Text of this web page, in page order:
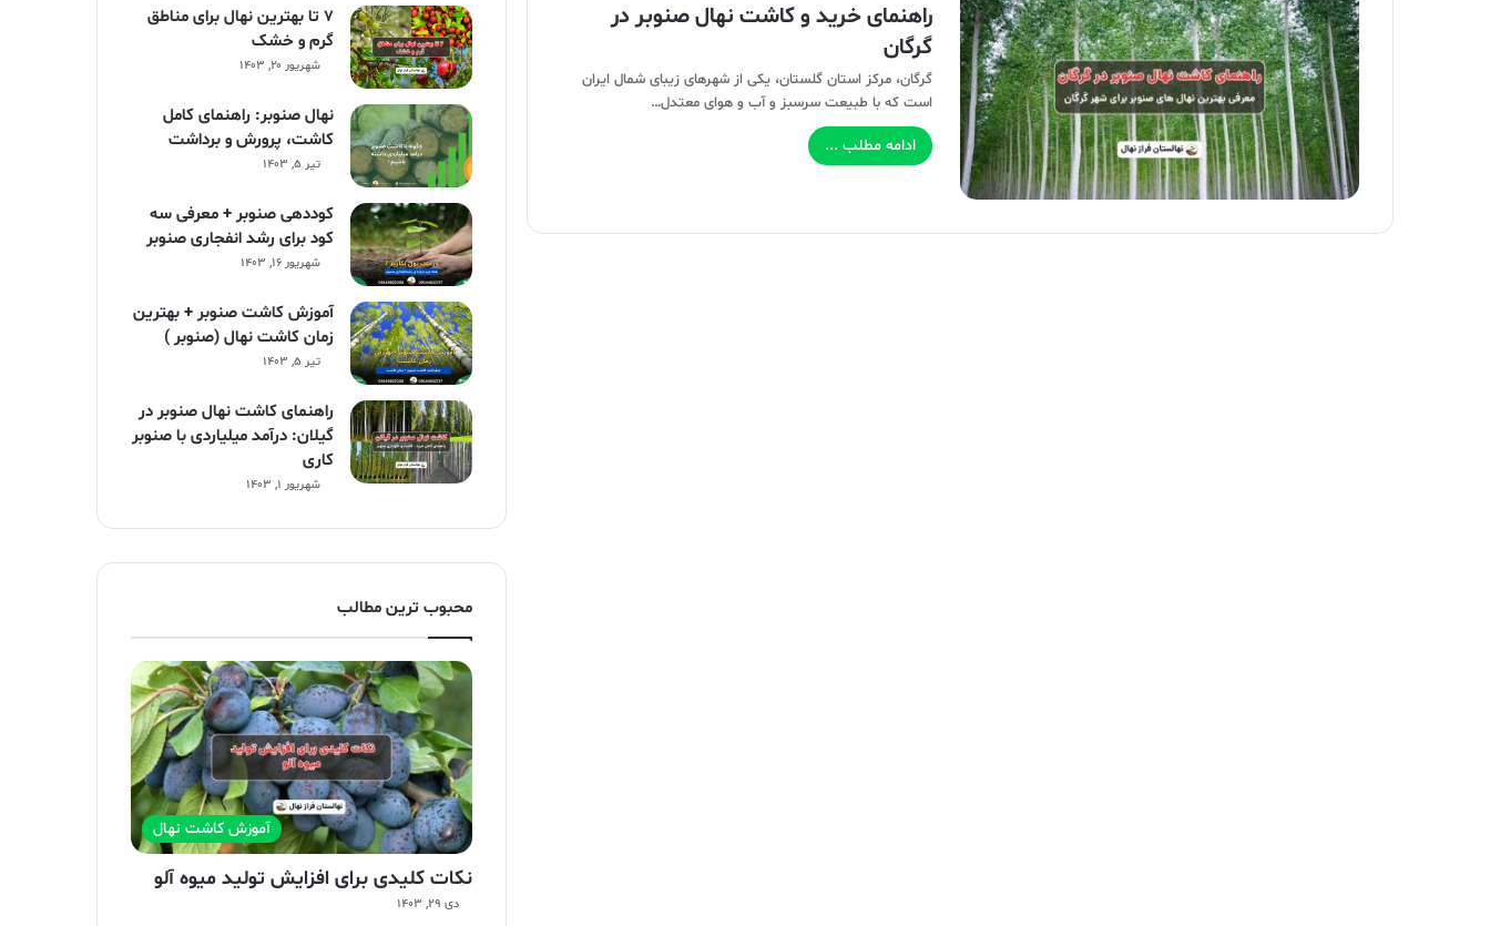
راهنمای خرید و کاشت نهال صنوبر در
گرگان
گرگان، مرکز استان گلستان، یکی از شهرهای زیبای شمال ایران
است که با طبیعت سرسبز و آب و هوای معتدل…
ادامه مطلب ...
۷ تا بهترین نهال برای مناطق
گرم و خشک
شهریور ۲۰, ۱۴۰۳
نهال صنوبر: راهنمای کامل
کاشت، پرورش و برداشت
تیر ۵, ۱۴۰۳
کوددهی صنوبر + معرفی سه
کود برای رشد انفجاری صنوبر
شهریور ۱۶, ۱۴۰۳
آموزش کاشت صنوبر + بهترین
زمان کاشت نهال (صنوبر )
تیر ۵, ۱۴۰۳
راهنمای کاشت نهال صنوبر در
گیلان: درآمد میلیاردی با صنوبر
کاری
شهریور ۱, ۱۴۰۳
محبوب ترین مطالب
آموزش کاشت نهال
نکات کلیدی برای افزایش تولید میوه آلو
دی ۲۹, ۱۴۰۳